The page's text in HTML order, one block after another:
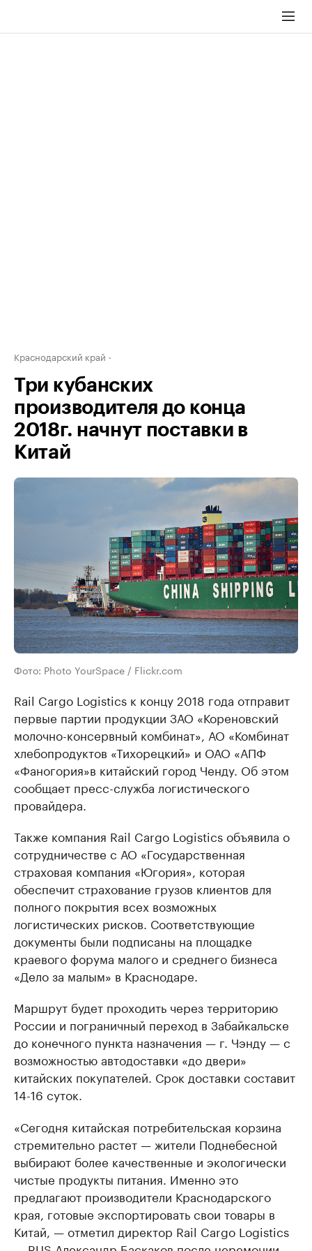
Краснодарский край
Три кубанских
производителя до конца
2018г. начнут поставки в
Китай
Фото: Photo YourSpace / Flickr.com
Rail Cargo Logistics к концу 2018 года отправит
первые партии продукции ЗАО «Кореновский
молочно-консервный комбинат», АО «Комбинат
хлебопродуктов «Тихорецкий» и ОАО «АПФ
«Фаногория»в китайский город Ченду. Об этом
сообщает пресс-служба логистического
провайдера.
Также компания Rail Cargo Logistics объявила о
сотрудничестве с АО «Государственная
страховая компания «Югория», которая
обеспечит страхование грузов клиентов для
полного покрытия всех возможных
логистических рисков. Соответствующие
документы были подписаны на площадке
краевого форума малого и среднего бизнеса
«Дело за малым» в Краснодаре.
Маршрут будет проходить через территорию
России и пограничный переход в Забайкальске
до конечного пункта назначения — г. Чэнду — с
возможностью автодоставки «до двери»
китайских покупателей. Срок доставки составит
14-16 суток.
«Сегодня китайская потребительская корзина
стремительно растет — жители Поднебесной
выбирают более качественные и экологически
чистые продукты питания. Именно это
предлагают производители Краснодарского
края, готовые экспортировать свои товары в
Китай, — отметил директор Rail Cargo Logistics